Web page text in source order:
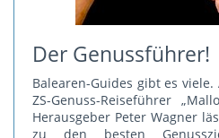
Der Genussführer!
Balearen-Guides gibt es
ZS-Genuss-Reiseführer
Herausgeber Peter Wagner
zu den besten